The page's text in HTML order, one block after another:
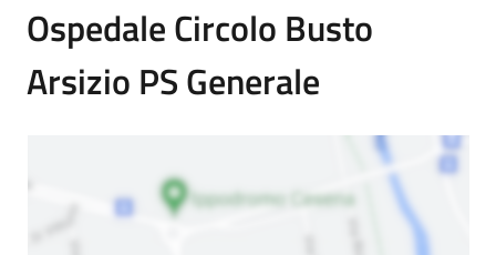
Ospedale Circolo Busto
Arsizio PS Generale